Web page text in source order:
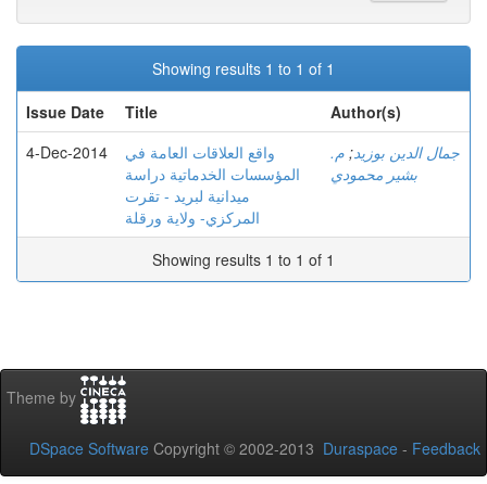
Showing results 1 to 1 of 1
Issue Date
Title
Author(s)
4-Dec-2014
واقع العلاقات العامة في
المؤسسات الخدماتية دراسة
ميدانية لبريد - تقرت
المركزي- ولاية ورقلة
جمال الدين بوزيد; م.
بشير محمودي
Showing results 1 to 1 of 1
Theme by
DSpace Software Copyright © 2002-2013 Duraspace - Feedback